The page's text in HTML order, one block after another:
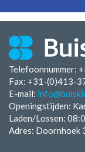
Telefoonnummer:
Fax: +31-(0)413-
E-mail:
Openingstijden:
Laden/Lossen:
Adres: Doornhoek